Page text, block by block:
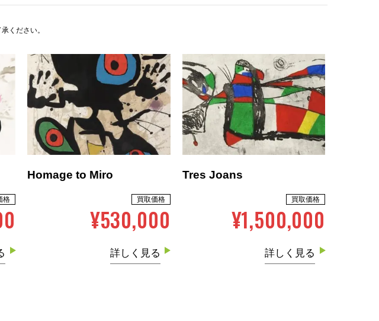
ください。
格
Homage to Miro
買取価格
¥530,000
詳しく見る
Tres Joans
買取価格
¥1,500,000
詳しく見る